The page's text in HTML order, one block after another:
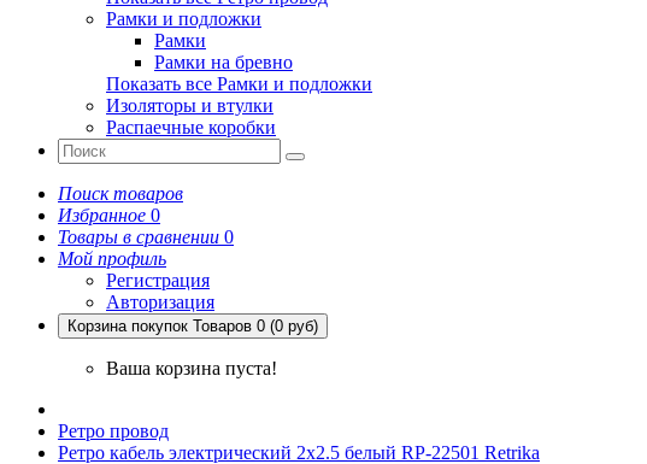
Рамки и подложки
Рамки
Рамки на бревно
Показать все Рамки и подложки
Изоляторы и втулки
Распаечные коробки
Поиск товаров
Избранное 0
Товары в сравнении 0
Мой профиль
Регистрация
Авторизация
Корзина покупок Товаров 0 (0 руб)
Ваша корзина пуста!
Ретро провод
Ретро кабель электрический 2x2.5 белый RP-22501 Retrika